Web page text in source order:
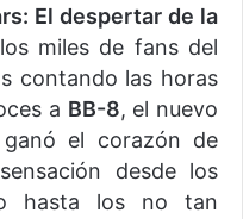
El despertar de la
miles de fans del
contando las horas
a BB-8, el nuevo
el corazón de
desde los
hasta los no tan